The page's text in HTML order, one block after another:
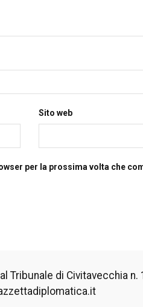
Sito web
per la prossima volta che
Tribunale di Civitavecchia